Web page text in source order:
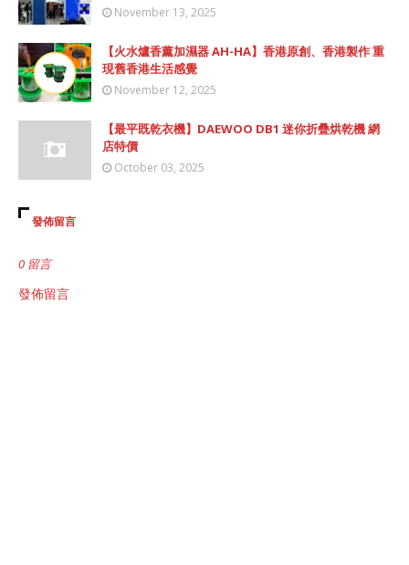
November 13, 2025
【火水爐香薰加濕器 AH-HA】香港原創、香港製作 重
現舊香港生活感覺
November 12, 2025
【最平既乾衣機】DAEWOO DB1 迷你折疊烘乾機 網
店特價
October 03, 2025
發佈留言
0 留言
發佈留言